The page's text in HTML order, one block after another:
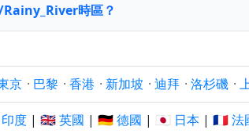
時區？
京 · 巴黎 · 香港 · 新加坡 · 迪拜 · 洛杉磯 ·
度 | 🇬🇧 英國 | 🇩🇪 德國 | 🇯🇵 日本 | 🇫🇷 法